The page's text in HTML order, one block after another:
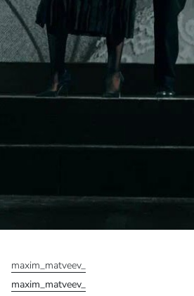
maxim_matveev_
maxim_matveev_